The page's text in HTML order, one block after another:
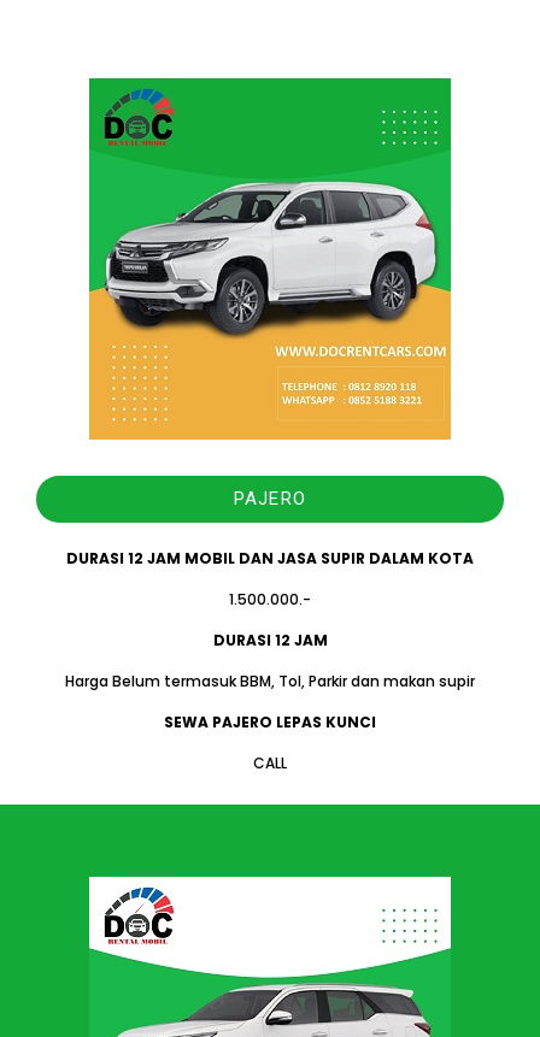
PAJERO
DURASI 12 JAM MOBIL DAN JASA SUPIR DALAM KOTA
1.500.000.-
DURASI 12 JAM
Harga Belum termasuk BBM, Tol, Parkir dan makan supir
SEWA PAJERO LEPAS KUNCI
CALL